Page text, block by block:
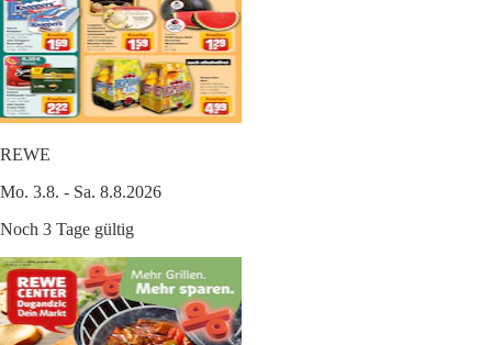
REWE
Mo. 3.8. - Sa. 8.8.2026
Noch 3 Tage gültig